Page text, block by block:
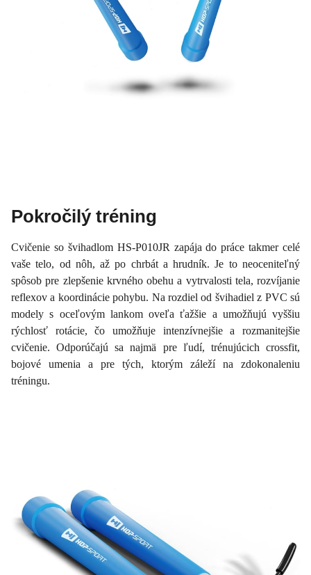
Pokročilý tréning
Cvičenie so švihadlom HS-P010JR zapája do práce takmer celé
vaše telo, od nôh, až po chrbát a hrudník. Je to neoceniteľný
spôsob pre zlepšenie krvného obehu a vytrvalosti tela, rozvíjanie
reflexov a koordinácie pohybu. Na rozdiel od švihadiel z PVC sú
modely s oceľovým lankom oveľa ťažšie a umožňujú vyššiu
rýchlosť rotácie, čo umožňuje intenzívnejšie a rozmanitejšie
cvičenie. Odporúčajú sa najmä pre ľudí, trénujúcich crossfit,
bojové umenia a pre tých, ktorým záleží na zdokonaleniu
tréningu.